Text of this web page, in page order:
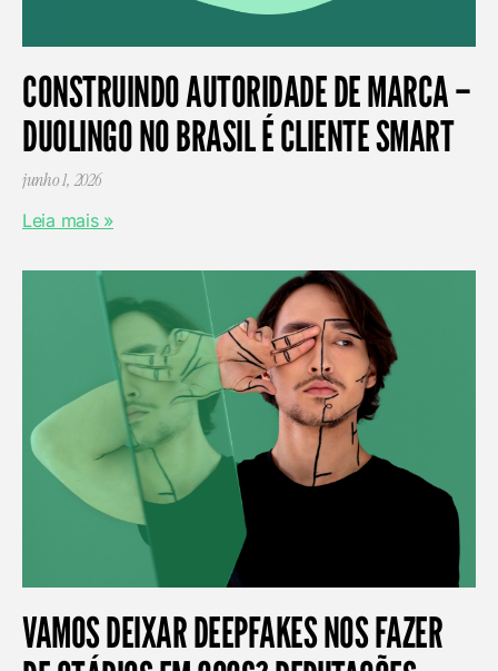
CONSTRUINDO AUTORIDADE DE MARCA –
DUOLINGO NO BRASIL É CLIENTE SMART
junho 1, 2026
Leia mais »
VAMOS DEIXAR DEEPFAKES NOS FAZER